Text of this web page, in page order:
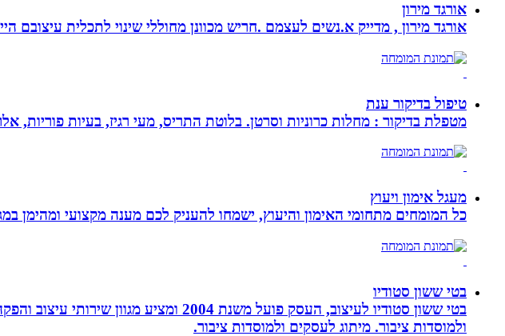
אורגד מירון
אורגד מירון , מדייק א.נשים לעצמם .חריש מכוונן מחוללי שינוי לתכלית עיצובם הייחודי. גר בחריש .
טיפול בדיקור ענת
מטפלת בדיקור : מחלות כרוניות וסרטן. בלוטת התריס, מעי רגיז, בעיות
מעגל אימון ויעוץ
כל המומחים מתחומי האימון והיעוץ, ישמחו להעניק לכם מענה מקצועי ומהימן
בטי ששון סטודיו
בטי ששון סטודיו לעיצוב, העסק פועל
ולמוסדות ציבור. מיתוג לעסקים ולמוסדות ציבור.